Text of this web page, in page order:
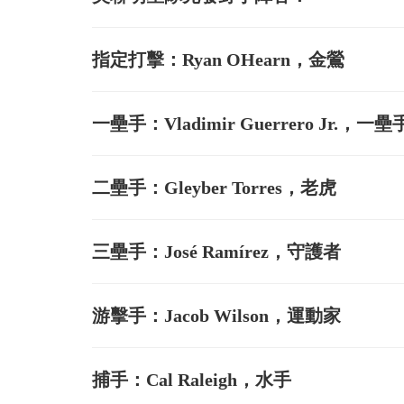
指定打擊：Ryan OHearn，金鶯
一壘手：Vladimir Guerrero Jr.，一壘
二壘手：Gleyber Torres，老虎
三壘手：José Ramírez，守護者
游擊手：Jacob Wilson，運動家
捕手：Cal Raleigh，水手